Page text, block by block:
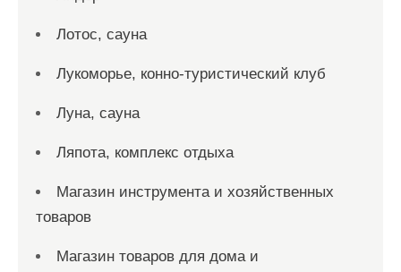
Лотос, сауна
Лукоморье, конно-туристический клуб
Луна, сауна
Ляпота, комплекс отдыха
Магазин инструмента и хозяйственных
товаров
Магазин товаров для дома и